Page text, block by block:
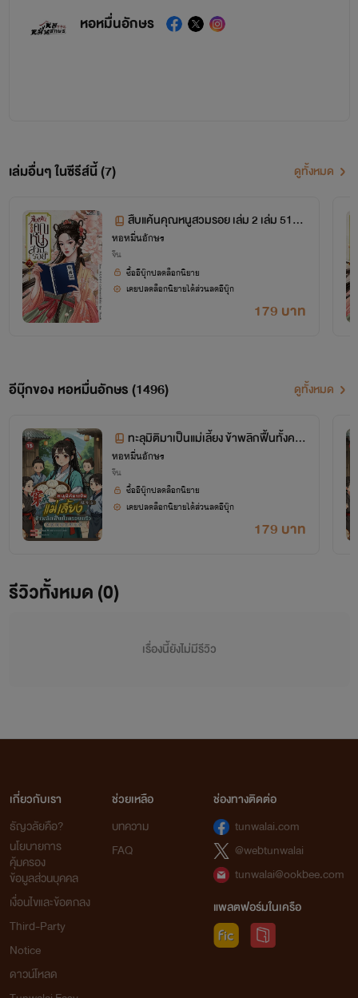
หอหมื่นอักษร
เผยแพร่อย่างเป็นทางการโดย OokbeeU และ China Literature
เจ้าของลิขสิทธิ์ต้นฉบับ China Literature
จากใจเก๋อเก๋อ
นิยายทุกเรื่องที่อยู่ในโปรเจกต์หอหมื่นอักษรเราเป็นนิยายที่เก๋อเก๋อพยายามพิถีพิถันคัดเลือก
ให้นายท่านได้รับความเพลิดเพลินอย่างถึงที่สุด
เก๋อเก๋อหวังเป็นอย่างยิ่งว่านิยายของเราจะเติมเต็มความปรารถนาของนายท่านทุกๆ คนได้
อย่างพึงพอใจ และเชื่อมั่นว่านายท่านจะสนับสนุนนิยายของเราอย่างถูกลิขสิทธิ์ เพื่อเป็นกำลังใจใน
การคัดสรรนิยายเรื่องอื่นๆ ของเราต่อไปในอนาคต
สามารถเข้ามาแจ้งกับเราได้ในทุกช่องทางการติดต่อ
เล่มอื่นๆ ในซีรีส์นี้ (7) ดูทั้งหมด
สืบแค้นคุณหนูสวมรอย เล่ม 2 เล่ม 51-1
06
หอหมื่นอักษร
จีน
179 บาท
ซื้ออีบุ๊กปลดล็อกนิยาย
เคยปลดล็อกนิยายได้ส่วนลดอีบุ๊ก
อีบุ๊กของ หอหมื่นอักษร (1496) ดูทั้งหมด
ทะลุมิติมาเป็นแม่เลี้ยง ข้าพลิกฟื้นทั้งคร
อบครัว เล่ม 15 (จบ+ตอนพิเศษ)
หอหมื่นอักษร
จีน
179 บาท
ซื้ออีบุ๊กปลดล็อกนิยาย
เคยปลดล็อกนิยายได้ส่วนลดอีบุ๊ก
รีวิวทั้งหมด (0)
เรื่องนี้ยังไม่มีรีวิว
เกี่ยวกับเรา
ธัญวลัยคือ?
นโยบายการ
คุ้มครอง
ข้อมูลส่วนบุคคล
เงื่อนไขและข้อตกลง
Third-Party
Notice
ดาวน์โหลด
ช่วยเหลือ
บทความ
FAQ
ช่องทางติดต่อ
tunwalai.com
@webtunwalai
tunwalai@ookbee.com
แพลตฟอร์มในเครือ